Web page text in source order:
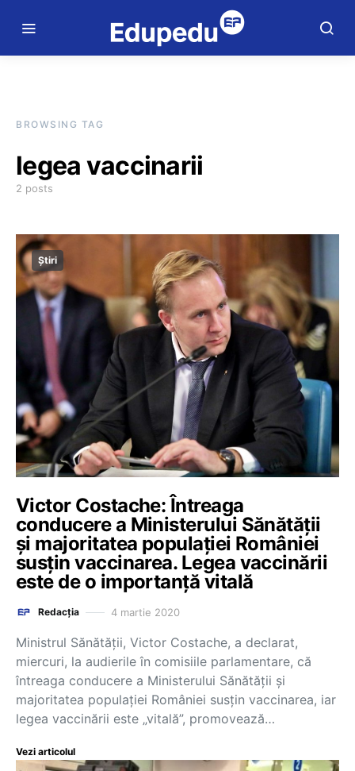
BROWSING TAG
legea vaccinarii
2 posts
Știri
Victor Costache: Întreaga
conducere a Ministerului Sănătății
și majoritatea populației României
susțin vaccinarea. Legea vaccinării
este de o importanță vitală
Redacția 4 martie 2020
Ministrul Sănătății, Victor Costache, a declarat,
miercuri, la audierile în comisiile parlamentare, că
întreaga conducere a Ministerului Sănătății și
majoritatea populației României susțin vaccinarea, iar
legea vaccinării este „vitală”, promovează…
Vezi articolul